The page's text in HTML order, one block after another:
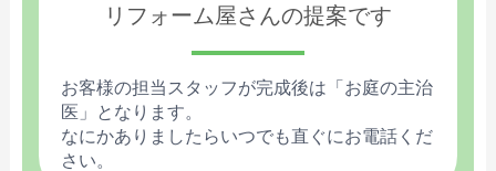
リフォーム屋さんの提案です
お客様の担当スタッフが完成後は「お庭の主治
医」となります。
なにかありましたらいつでも直ぐにお電話くだ
さい。